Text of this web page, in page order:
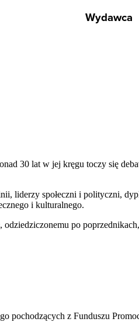
Wydawca
30 lat w jej kręgu toczy się
liderzy społeczni i polityczni,
i kulturalnego.
po
pochodzących z Funduszu